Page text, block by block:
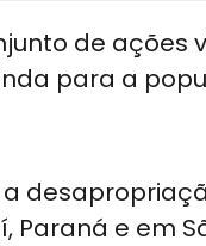
de ações
para a
Paraná e em